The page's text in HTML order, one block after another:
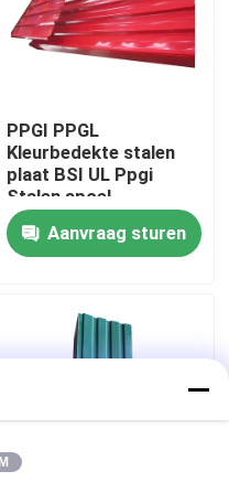
PPGI PPGL
Kleurbedekte stalen
plaat BSI UL Ppgi
Stalen spoel
Aanvraag sturen